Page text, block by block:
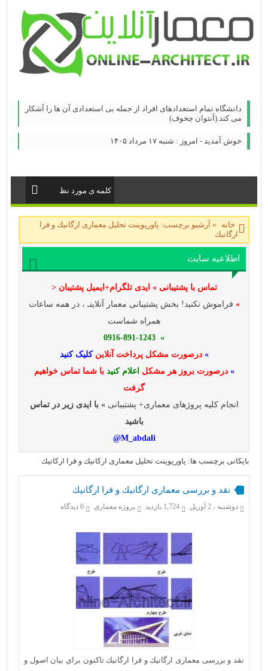
دانشگاه تمام استعدادهای افراد از جمله بی استعدادی آن ها را آشکار
می کند.(آنتوان چخوف)
خوش آمدید - امروز : شنبه ۱۷ مرداد ۱۴۰۵
خانه » آرشیو برچسب: پاورپوینت تحلیل معماری ارگانيك و فرا
ارگانيك
اطلاعیه سایت
تماس با پشتیبانی » ایدی تلگرام+ایمیل پشتیبان <
» فراموش نکنید! بخش پشتیبانی معمار آنلاینـ ، در همه ساعات
همراه شماست
» 0916-891-1243
» درصورت مشکل پرداخت آنلاینکلیک کنید
» درصورت بروز هر مشکل اعلام کنید با شما تماس خواهیم
گرفت
انجام کلیه پروژهای معماری+ پشتیبانی» با ایدی زیر در تماس
باشید
M_abdali@
بایگانی برچسب ها: پاورپوینت تحلیل معماری ارگانيك و فرا ارگانيك
نقد و بررسی معماری ارگانيك و فرا ارگانيك
دوشنبه ، 2 آوریل 1,724 بازدید پروژه معماری 0 دیدگاه
نقد و بررسی معماری ارگانيك و فرا ارگانيك تاكنون براي بيان اصول و